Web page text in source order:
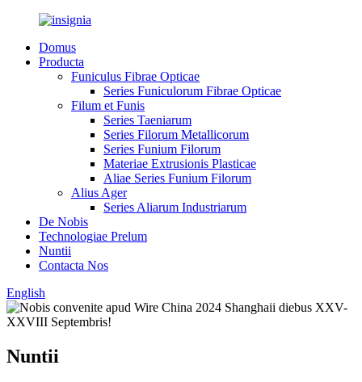
Domus
Producta
Funiculus Fibrae Opticae
Series Funiculorum Fibrae Opticae
Filum et Funis
Series Taeniarum
Series Filorum Metallicorum
Series Funium Filorum
Materiae Extrusionis Plasticae
Aliae Series Funium Filorum
Alius Ager
Series Aliarum Industriarum
De Nobis
Technologiae Prelum
Nuntii
Contacta Nos
English
Nuntii